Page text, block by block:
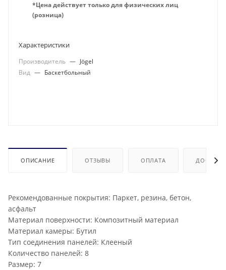
*Цена действует только для физических лиц
(розница)
Характеристики
Производитель — Jögel
Вид — Баскетбольный
ОПИСАНИЕ ОТЗЫВЫ ОПЛАТА
Рекомендованные покрытия: Паркет, резина, бетон,
асфальт
Материал поверхности: Композитный материал
Материал камеры: Бутил
Тип соединения панелей: Клееный
Количество панелей: 8
Размер: 7